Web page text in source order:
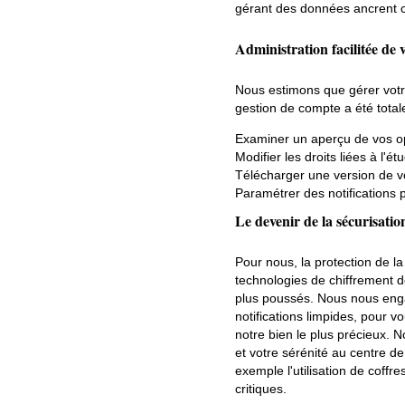
gérant des données ancrent
Administration facilitée de
Nous estimons que gérer
gestion de compte a été
Examiner un aperçu de vos
Modifier les droits liées à
Télécharger une version de
Paramétrer des notifications
Le devenir de la
Pour nous, la protection de
technologies de chiffrement
plus poussés. Nous nous
notifications limpides, pour
notre bien le plus précieux.
et votre sérénité au centre
exemple l'utilisation de
critiques.